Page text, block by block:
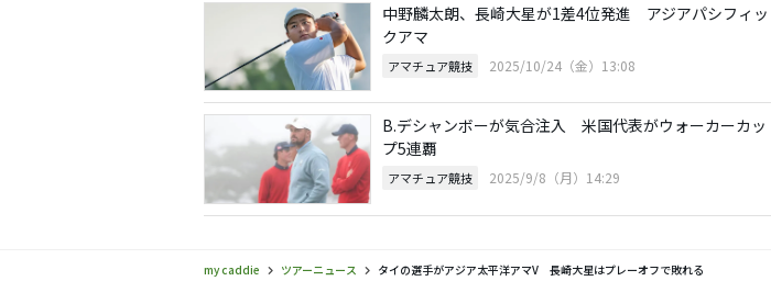
中野麟太朗、長崎大星が1差4位発進 アジアパシフィッ
クアマ
アマチュア競技 2025/10/24（金）13:08
B.デシャンボーが気合注入 米国代表がウォーカーカッ
プ5連覇
アマチュア競技 2025/9/8（月）14:29
my caddie ツアーニュース タイの選手がアジア太平洋アマV 長崎大星はプレーオフで敗れる